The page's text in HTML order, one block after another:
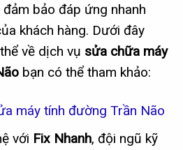
bảo đáp ứng nhanh
khách hàng. Dưới đây
về dịch vụ sửa chữa máy
bạn có thể tham khảo:
máy tính đường Trần Não
với Fix Nhanh, đội ngũ kỹ